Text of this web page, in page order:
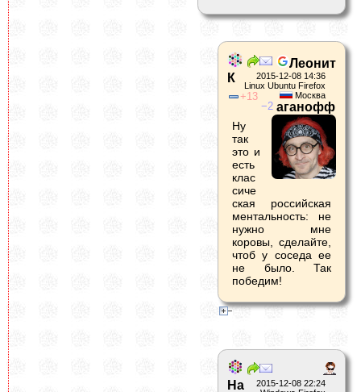
2015-12-08 14:36
Linux Ubuntu Firefox
Москва
13
2
Леонит
К
аганофф
Ну
так
это и
есть
клас
сиче
ская российская
ментальность: не
нужно мне
коровы, сделайте,
чтоб у соседа ее
не было. Так
победим!
2015-12-08 22:24
На